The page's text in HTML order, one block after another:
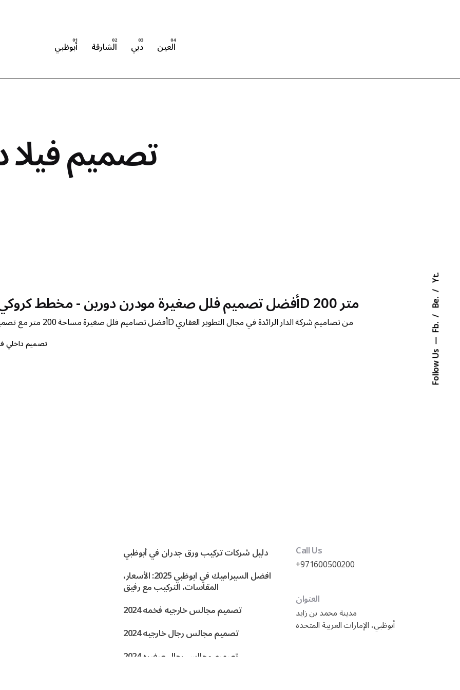
Follow Us
Fb.
Be.
Yt.
أبوظبي الشارقة دبي العين
تصميم فيلا
أفضل تصميم فلل صغيرة مودرن دورين - مخطط كروكي 3D 200 متر
أفضل تصاميم فلل صغيرة مساحة 200 متر مع تصميم 3D من تصاميم شركة الدار الرائدة في مجال التطوير العقاري
تصميم داخلي
دليل شركات تركيب ورق جدران في أبوظبي
افضل السيراميك في ابوظبي 2025: الأسعار،
المقاسات، التركيب مع رفيق
تصميم مجالس خارجيه فخمه 2024
تصميم مجالس رجال خارجيه 2024
تصميم مجالس رجال صغيره 2024
Call Us
+971600500200
العنوان
مدينة محمد بن زايد
أبوظبي، الإمارات العربية المتحدة